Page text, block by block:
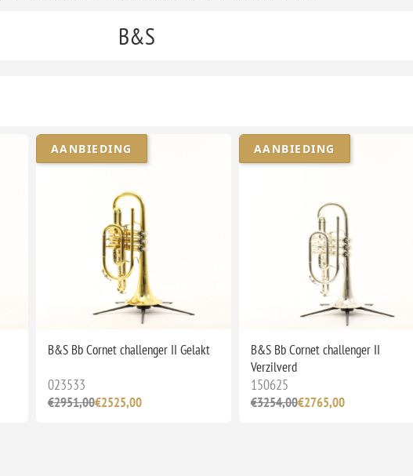
B&S
AANBIEDING
B&S Bb Cornet challenger II Gelakt
023533
€2951,00€2525,00
AANBIEDING
B&S Bb Cornet challenger II
Verzilverd
150625
€3254,00€2765,00